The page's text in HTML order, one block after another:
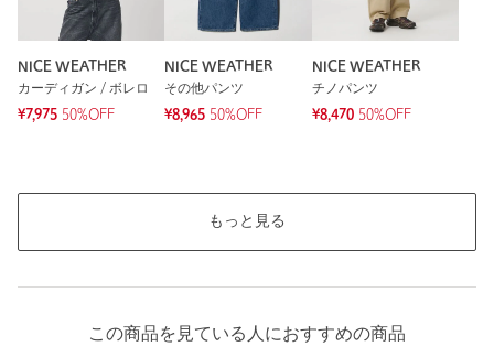
NICE WEATHER
カーディガン / ボレロ
¥7,975 50%OFF
NICE WEATHER
その他パンツ
¥8,965 50%OFF
NICE WEATHER
チノパンツ
¥8,470 50%OFF
もっと見る
この商品を見ている人におすすめの商品